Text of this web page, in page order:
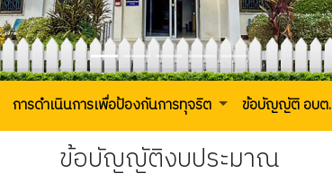
การดำเนินการเพื่อป้องกันการทุจริต ข้อบัญญัติ อบต.
ข้อบัญญัติงบประมาณ